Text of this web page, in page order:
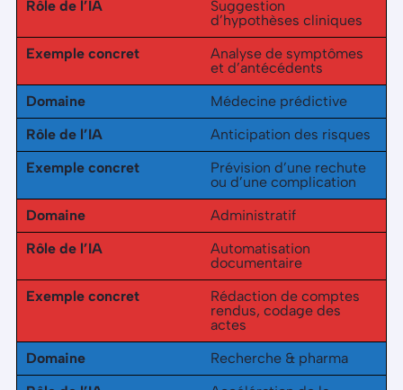
Rôle de l’IA
Suggestion
d’hypothèses cliniques
Exemple concret
Analyse de symptômes
et d’antécédents
Domaine
Médecine prédictive
Rôle de l’IA
Anticipation des risques
Exemple concret
Prévision d’une rechute
ou d’une complication
Domaine
Administratif
Rôle de l’IA
Automatisation
documentaire
Exemple concret
Rédaction de comptes
rendus, codage des
actes
Domaine
Recherche & pharma